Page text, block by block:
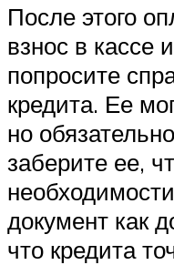
После этого
взнос в кассе
попросите
кредита. Ее
но
заберите ее,
документ как
что кредита